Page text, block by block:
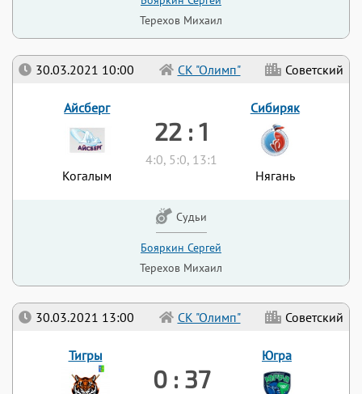
30.03.2021 13:00 СК "Олимп" Советский
Тигры
0 : 37
Югра
30.03.2021 10:00 СК "Олимп" Советский
Айсберг
Когалым
22 : 1
4:0, 5:0, 13:1
Сибиряк
Нягань
Судьи
Бояркин Сергей
Терехов Михаил
Терехов Михаил